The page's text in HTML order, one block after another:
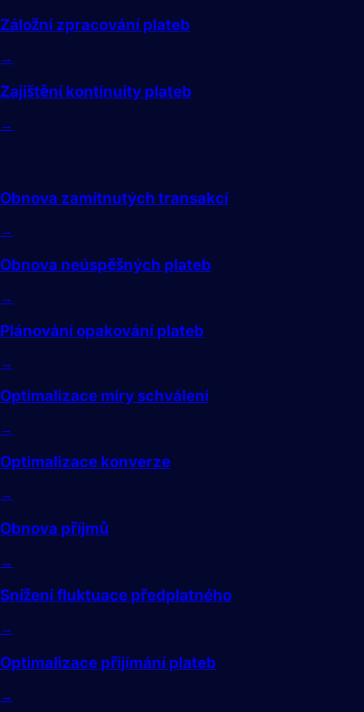
Záložní zpracování plateb
→
Zajištění kontinuity plateb
→
Obnova zamítnutých transakcí
→
Obnova neúspěšných plateb
→
Plánování opakování plateb
→
Optimalizace míry schválení
→
Optimalizace konverze
→
Obnova příjmů
→
Snížení fluktuace předplatného
→
Optimalizace přijímání plateb
→